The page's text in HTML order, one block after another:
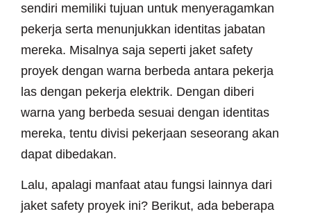
sendiri memiliki tujuan untuk menyeragamkan
pekerja serta menunjukkan identitas jabatan
mereka. Misalnya saja seperti jaket safety
proyek dengan warna berbeda antara pekerja
las dengan pekerja elektrik. Dengan diberi
warna yang berbeda sesuai dengan identitas
mereka, tentu divisi pekerjaan seseorang akan
dapat dibedakan.
Lalu, apalagi manfaat atau fungsi lainnya dari
jaket safety proyek ini? Berikut, ada beberapa